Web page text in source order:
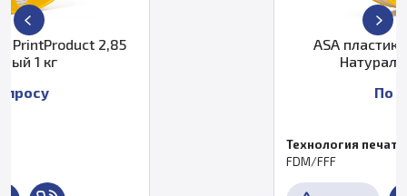
ASA пластик PrintProduct 2,85
Натуральный 0,250 кг